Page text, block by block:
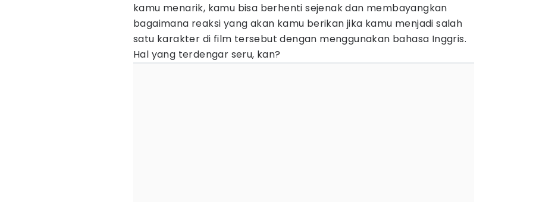
kamu menarik, kamu bisa berhenti sejenak dan membayangkan
bagaimana reaksi yang akan kamu berikan jika kamu menjadi salah
satu karakter di film tersebut dengan menggunakan bahasa Inggris.
Hal yang terdengar seru, kan?